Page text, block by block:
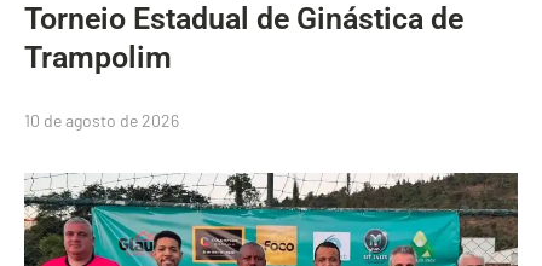
Torneio Estadual de Ginástica de
Trampolim
10 de agosto de 2026